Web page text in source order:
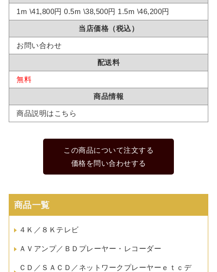
1m \41,800円 0.5m \38,500円 1.5m \46,200円
当店価格（税込）
お問い合わせ
配送料
無料
商品情報
商品説明はこちら
この商品について注文する
価格を問い合わせする
商品一覧
４Ｋ／８Ｋテレビ
ＡＶアンプ／ＢＤプレーヤー・レコーダー
ＣＤ／ＳＡＣＤ／ネットワークプレーヤーｅｔｃデ